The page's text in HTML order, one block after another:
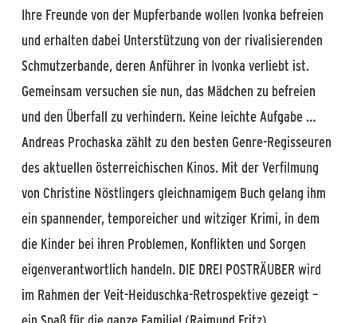
Ihre Freunde von der Mupferbande wollen Ivonka befreien
und erhalten dabei Unterstützung von der rivalisierenden
Schmutzerbande, deren Anführer in Ivonka verliebt ist.
Gemeinsam versuchen sie nun, das Mädchen zu befreien
und den Überfall zu verhindern. Keine leichte Aufgabe …
Andreas Prochaska zählt zu den besten Genre-Regisseuren
des aktuellen österreichischen Kinos. Mit der Verfilmung
von Christine Nöstlingers gleichnamigem Buch gelang ihm
ein spannender, temporeicher und witziger Krimi, in dem
die Kinder bei ihren Problemen, Konflikten und Sorgen
eigenverantwortlich handeln. DIE DREI POSTRÄUBER wird
im Rahmen der Veit-Heiduschka-Retrospektive gezeigt –